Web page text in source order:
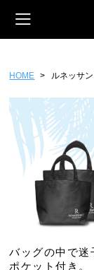
会員登録 マイペ
CATEGORY
ホテルオリジナル
スイーツ
ファッション
雑貨
ギフトチケッ
HOME ルネッサ
バッグの中で迷
ポケット付き。